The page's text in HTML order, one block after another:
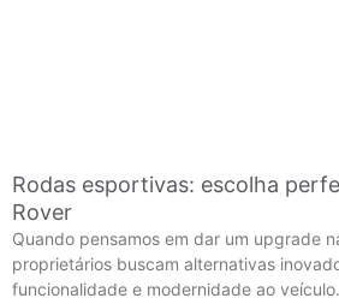
Rodas esportivas: escolha
Rover
Quando pensamos em dar um upgrade
proprietários buscam alternativas
funcionalidade e modernidade ao veículo.